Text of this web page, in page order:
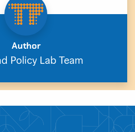
Author
Policy Lab Team